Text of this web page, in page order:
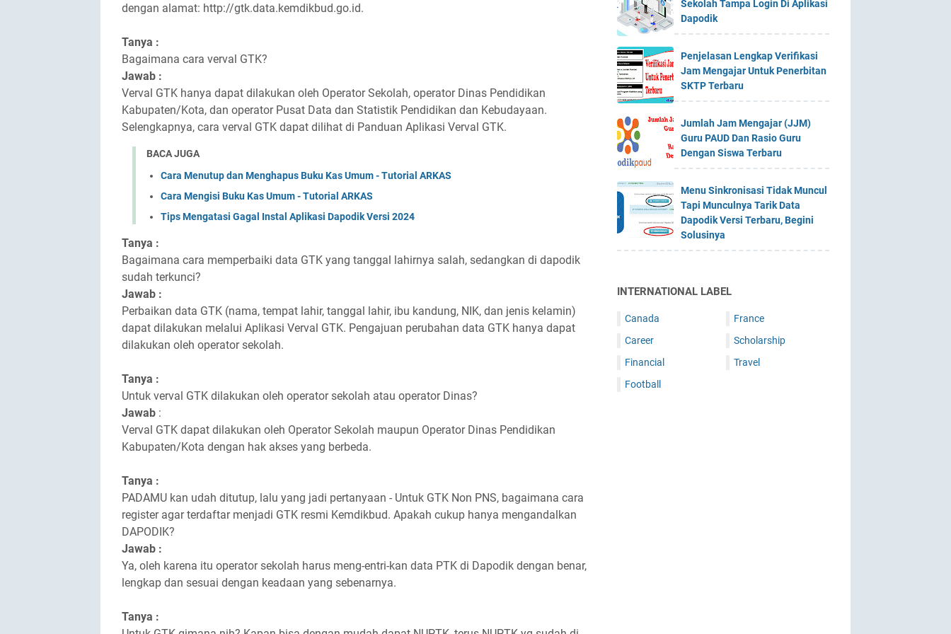
dengan alamat: http://gtk.data.kemdikbud.go.id.
Tanya :
Bagaimana cara verval GTK?
Jawab :
Verval GTK hanya dapat dilakukan oleh Operator Sekolah, operator Dinas Pendidikan
Kabupaten/Kota, dan operator Pusat Data dan Statistik Pendidikan dan Kebudayaan.
Selengkapnya, cara verval GTK dapat dilihat di Panduan Aplikasi Verval GTK.
BACA JUGA
Cara Menutup dan Menghapus Buku Kas Umum - Tutorial ARKAS
Cara Mengisi Buku Kas Umum - Tutorial ARKAS
Tips Mengatasi Gagal Instal Aplikasi Dapodik Versi 2024
Tanya :
Bagaimana cara memperbaiki data GTK yang tanggal lahirnya salah, sedangkan di dapodik
sudah terkunci?
Jawab :
Perbaikan data GTK (nama, tempat lahir, tanggal lahir, ibu kandung, NIK, dan jenis kelamin)
dapat dilakukan melalui Aplikasi Verval GTK. Pengajuan perubahan data GTK hanya dapat
dilakukan oleh operator sekolah.
Tanya :
Untuk verval GTK dilakukan oleh operator sekolah atau operator Dinas?
Jawab :
Verval GTK dapat dilakukan oleh Operator Sekolah maupun Operator Dinas Pendidikan
Kabupaten/Kota dengan hak akses yang berbeda.
Tanya :
PADAMU kan udah ditutup, lalu yang jadi pertanyaan - Untuk GTK Non PNS, bagaimana cara
register agar terdaftar menjadi GTK resmi Kemdikbud. Apakah cukup hanya mengandalkan
DAPODIK?
Jawab :
Ya, oleh karena itu operator sekolah harus meng-entri-kan data PTK di Dapodik dengan benar,
lengkap dan sesuai dengan keadaan yang sebenarnya.
Tanya :
Sekolah Tampa Login Di Aplikasi
Dapodik
Penjelasan Lengkap Verifikasi
Jam Mengajar Untuk Penerbitan
SKTP Terbaru
Jumlah Jam Mengajar (JJM)
Guru PAUD Dan Rasio Guru
Dengan Siswa Terbaru
Menu Sinkronisasi Tidak Muncul
Tapi Munculnya Tarik Data
Dapodik Versi Terbaru, Begini
Solusinya
INTERNATIONAL LABEL
Canada
Career
Financial
Football
France
Scholarship
Travel